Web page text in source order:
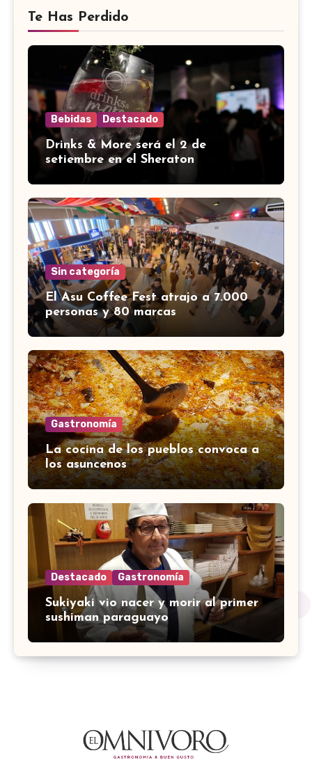
Te Has Perdido
Bebidas Destacado
Drinks & More será el 2 de
setiembre en el Sheraton
Sin categoría
El Asu Coffee Fest atrajo a 7.000
personas y 80 marcas
Gastronomía
La cocina de los pueblos convoca a
los asuncenos
Destacado Gastronomía
Sukiyaki vio nacer y morir al primer
sushiman paraguayo